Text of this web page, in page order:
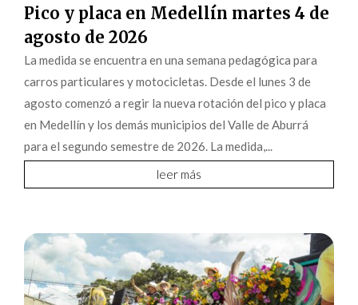
Pico y placa en Medellín martes 4 de
agosto de 2026
La medida se encuentra en una semana pedagógica para
carros particulares y motocicletas. Desde el lunes 3 de
agosto comenzó a regir la nueva rotación del pico y placa
en Medellín y los demás municipios del Valle de Aburrá
para el segundo semestre de 2026. La medida,...
leer más